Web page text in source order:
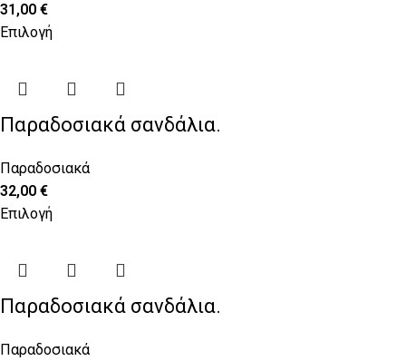
31,00 €
Επιλογή
Παραδοσιακά σανδάλια.
Παραδοσιακά
32,00 €
Επιλογή
Παραδοσιακά σανδάλια.
Παραδοσιακά